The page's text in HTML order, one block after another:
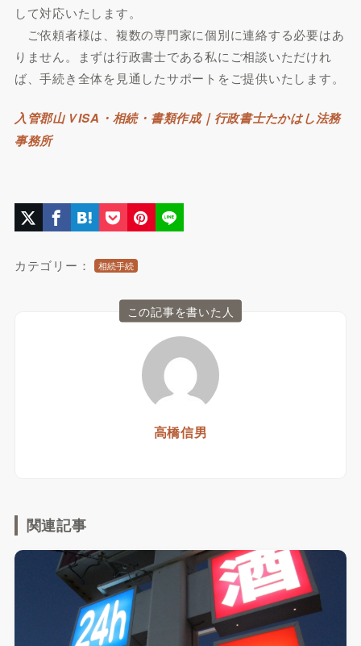
して対応いたします。
ご依頼者様は、複数の専門家に個別に連絡する必要はあ
りません。まずは行政書士である私にご相談いただけれ
ば、手続き全体を見通したサポートをご提供いたします。
入管郡山ＶISA・相続・書類作成｜行政書士たかはし法務
事務所
カテゴリー： 相続手続
この記事を書いた人
高橋信男
関連記事